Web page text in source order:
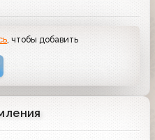
, чтобы добавить